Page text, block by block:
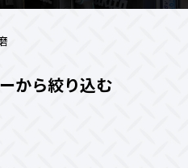
から絞り込む